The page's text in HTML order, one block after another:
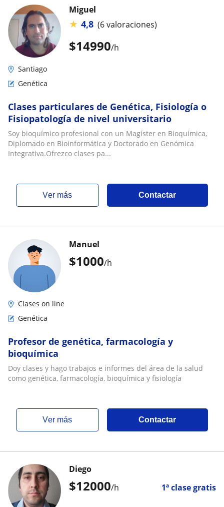
$14990/h
Miguel
★ 4,8 (6 valoraciones)
Santiago
Genética
Clases particulares de Genética, Fisiología o
Fisiopatología de nivel universitario
Soy bioquímico profesional con un Magíster en Bioquímica,
Diplomado en Bioinformática y Doctorado en Genómica
Integrativa.Ofrezco clases pa...
ver más Contactar
$1000/h
Manuel
Clases on line
Genética
Profesor de genética, farmacología y
bioquímica
Doy clases y hago trabajos e informes del área de la salud
como genética, farmacología, bioquímica y fisiología
ver más Contactar
$12000/h 1ª clase gratis
Diego